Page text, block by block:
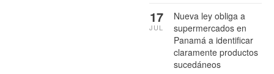
Nueva ley obliga a
supermercados en
Panamá a identificar
claramente productos
sucedáneos
17
JUL